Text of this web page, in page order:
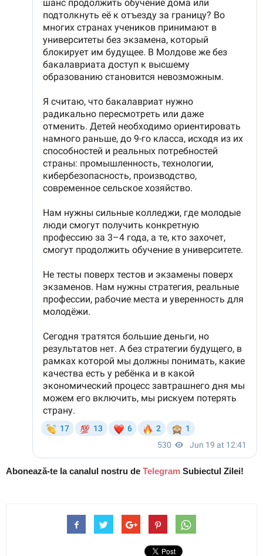
Abonează-te la canalul nostru de Telegram Subiectul Zilei!